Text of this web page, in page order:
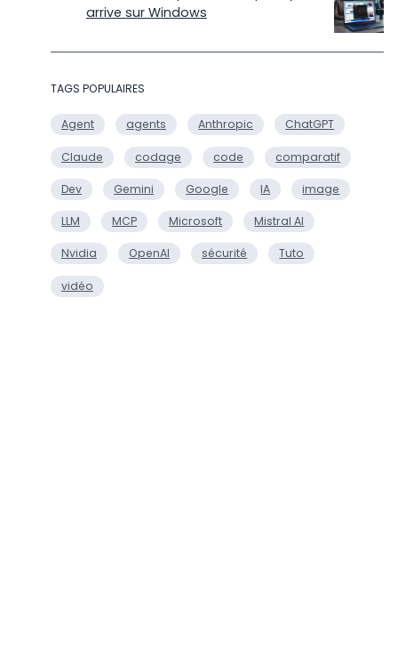
arrive sur Windows
TAGS POPULAIRES
Agent agents Anthropic ChatGPT
Claude codage code comparatif
Dev Gemini Google IA image
LLM MCP Microsoft Mistral AI
Nvidia OpenAI sécurité Tuto
vidéo